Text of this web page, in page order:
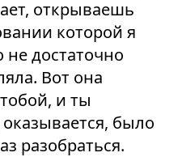
открываешь
которой я
достаточно
Вот она
и ты
было
разобраться.